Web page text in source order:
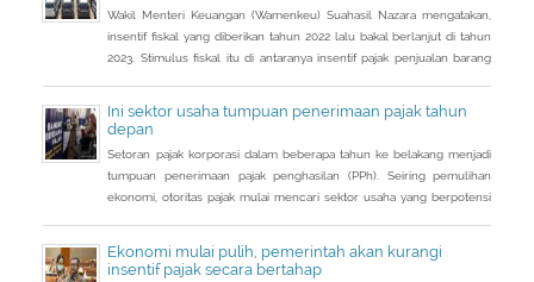
Wakil Menteri Keuangan (Wamenkeu) Suahasil Nazara mengatakan,
insentif fiskal yang diberikan tahun 2022 lalu bakal berlanjut di tahun
2023. Stimulus fiskal itu di antaranya insentif pajak penjualan barang
(PPN DTP) untuk sektor properti.
Ini sektor usaha tumpuan penerimaan pajak tahun
depan
Setoran pajak korporasi dalam beberapa tahun ke belakang menjadi
tumpuan penerimaan pajak penghasilan (PPh). Seiring pemulihan
ekonomi, otoritas pajak mulai mencari sektor usaha yang berpotensi
Ekonomi mulai pulih, pemerintah akan kurangi
insentif pajak secara bertahap